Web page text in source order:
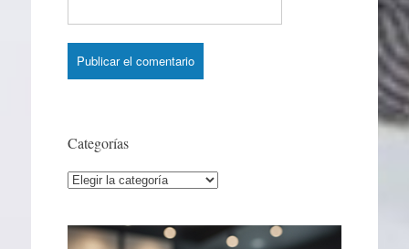
Categorías
Categorías